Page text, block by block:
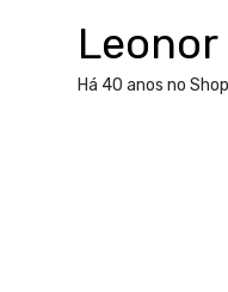
Há 40 anos no